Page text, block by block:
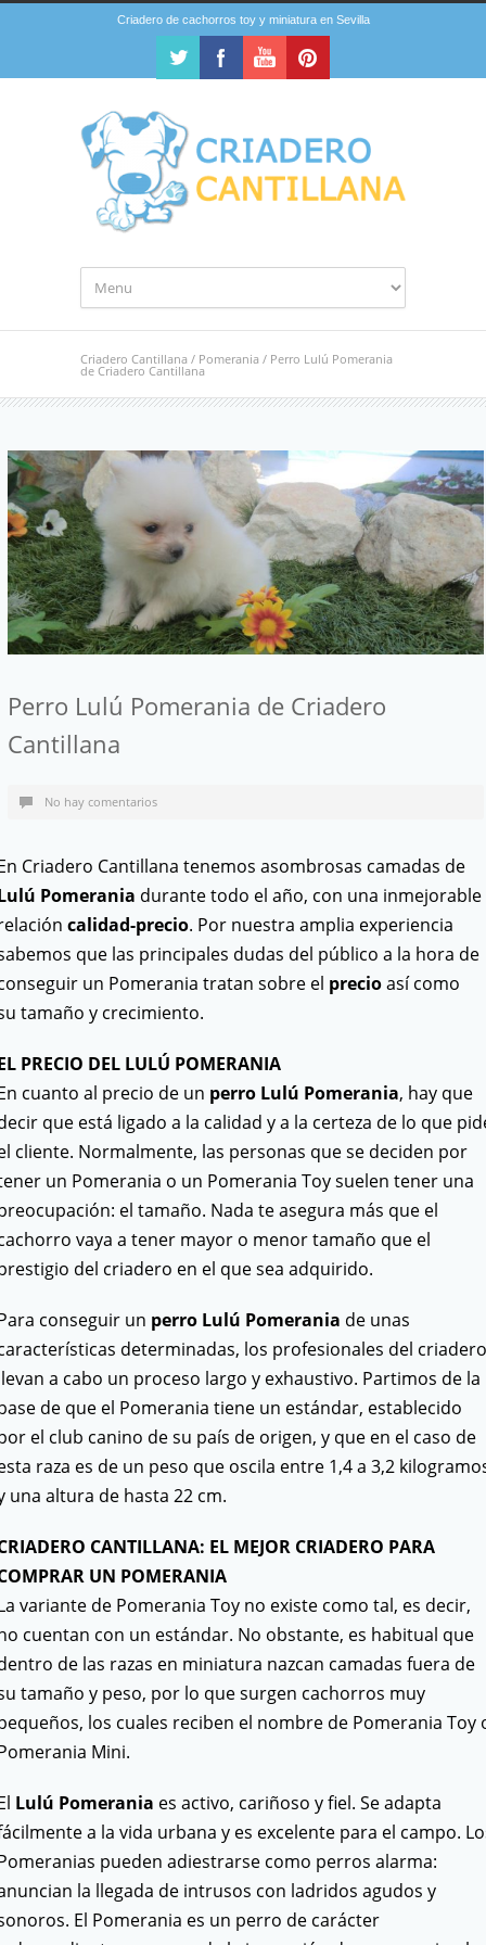
Criadero de cachorros toy y miniatura en Sevilla
Criadero Cantillana / Pomerania / Perro Lulú Pomerania
de Criadero Cantillana
Perro Lulú Pomerania de Criadero
Cantillana
No hay comentarios
Criadero Cantillana tenemos asombrosas camadas de
Pomerania durante todo el año, con una inmejorable
calidad-precio. Por nuestra amplia experiencia
que las principales dudas del público a la hora de
un Pomerania tratan sobre el precioasí como
tamaño y crecimiento.
PRECIO DEL LULÚ POMERANIA
cuanto al precio de un perro Lulú Pomerania, hay que
que está ligado a la calidad y a la certeza de lo que
cliente. Normalmente, las personas que se deciden por
un Pomerania o un Pomerania Toy suelen tener una
el tamaño. Nada te asegura más que el
vaya a tener mayor o menor tamaño que el
del criadero en el que sea adquirido.
conseguir un perro Lulú Pomerania de unas
determinadas, los profesionales del criadero
a cabo un proceso largo y exhaustivo. Partimos de la
de que el Pomerania tiene un estándar, establecido
el club canino de su país de origen, y que en el caso de
raza es de un peso que oscila entre 1,4 a 3,2
una altura de hasta 22 cm.
CANTILLANA: EL MEJOR CRIADERO PARA
UN POMERANIA
variante de Pomerania Toy no existe como tal, es decir,
cuentan con un estándar. No obstante, es habitual que
de las razas en miniatura nazcan camadas fuera de
tamaño y peso, por lo que surgen cachorros muy
los cuales reciben el nombre de Pomerania Toy
Mini.
Lulú Pomerania es activo, cariñoso y fiel. Se adapta
a la vida urbana y es excelente para el campo.
pueden adiestrarse como perros alarma:
la llegada de intrusos con ladridos agudos y
El Pomerania es un perro de carácter